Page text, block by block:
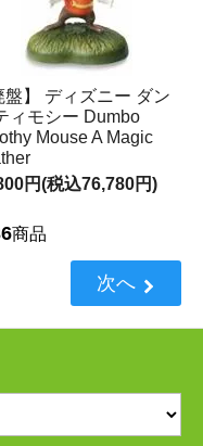
盤】 ディズニー ダン
ィモシー Dumbo
Mouse A Magic
円(税込76,780円)
商品
次へ